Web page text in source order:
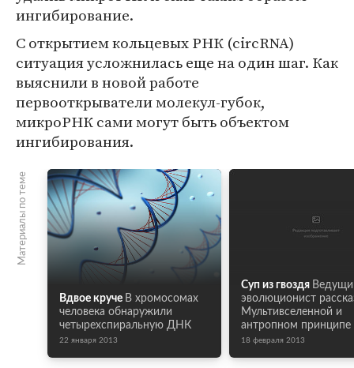
ингибирование.
С открытием кольцевых РНК (circRNA)
ситуация усложнилась еще на один шаг. Как
выяснили в новой работе
первооткрыватели молекул-губок,
микроРНК сами могут быть объектом
ингибирования.
Материалы по теме
Вдвое круче В хромосомах
человека обнаружили
четырехспиральную ДНК
22 января 2013
Суп из гвоздя
эволюционист
Мультивселенной и
антропном принципе
18 февраля 2013